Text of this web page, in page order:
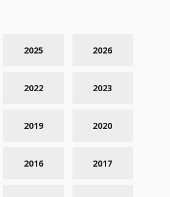
2026
2025
2023
2022
2020
2019
2017
2016